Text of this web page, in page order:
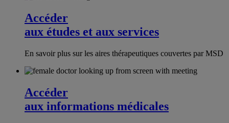
Accéder
aux études et aux services
En savoir plus sur les aires thérapeutiques couvertes par MSD
Accéder
aux informations médicales